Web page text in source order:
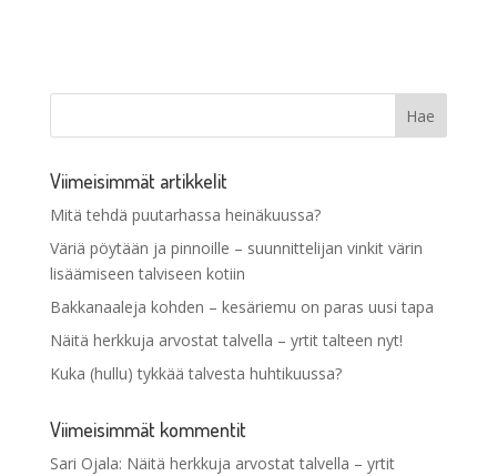
Viimeisimmät artikkelit
Mitä tehdä puutarhassa heinäkuussa?
Väriä pöytään ja pinnoille – suunnittelijan vinkit värin
lisäämiseen talviseen kotiin
Bakkanaaleja kohden – kesäriemu on paras uusi tapa
Näitä herkkuja arvostat talvella – yrtit talteen nyt!
Kuka (hullu) tykkää talvesta huhtikuussa?
Viimeisimmät kommentit
Sari Ojala: Näitä herkkuja arvostat talvella – yrtit